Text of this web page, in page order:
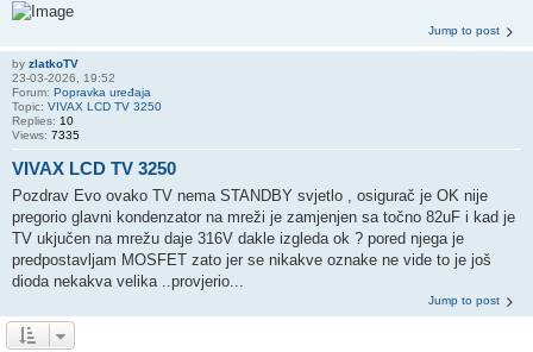
Jump to post
by zlatkoTV
23-03-2026, 19:52
Forum: Popravka uređaja
Topic: VIVAX LCD TV 3250
Replies: 10
Views: 7335
VIVAX LCD TV 3250
Pozdrav Evo ovako TV nema STANDBY svjetlo , osigurač je OK nije
pregorio glavni kondenzator na mreži je zamjenjen sa točno 82uF i kad je
TV ukjučen na mrežu daje 316V dakle izgleda ok ? pored njega je
predpostavljam MOSFET zato jer se nikakve oznake ne vide to je još
dioda nekakva velika ..provjerio...
Jump to post